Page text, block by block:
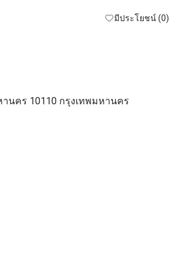
มีประโยชน์ (0)
นคร 10110 กรุงเทพมหานคร